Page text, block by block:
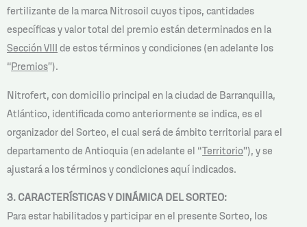
fertilizante de la marca Nitrosoil cuyos tipos, cantidades
específicas y valor total del premio están determinados en la
Sección VIII de estos términos y condiciones (en adelante los
“Premios”).
Nitrofert, con domicilio principal en la ciudad de Barranquilla,
Atlántico, identificada como anteriormente se indica, es el
organizador del Sorteo, el cual será de ámbito territorial para el
departamento de Antioquia (en adelante el “Territorio”), y se
ajustará a los términos y condiciones aquí indicados.
3. CARACTERÍSTICAS Y DINÁMICA DEL SORTEO:
Para estar habilitados y participar en el presente Sorteo, los